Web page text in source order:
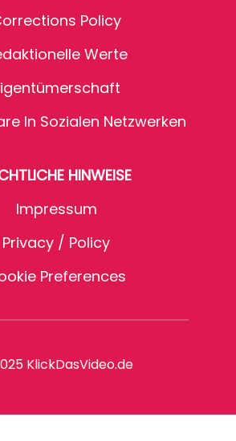
Policy
Werte
In Sozialen Netzwerken
HINWEISE
Impressum
Privacy / Policy
Preferences
KlickDasVideo.de